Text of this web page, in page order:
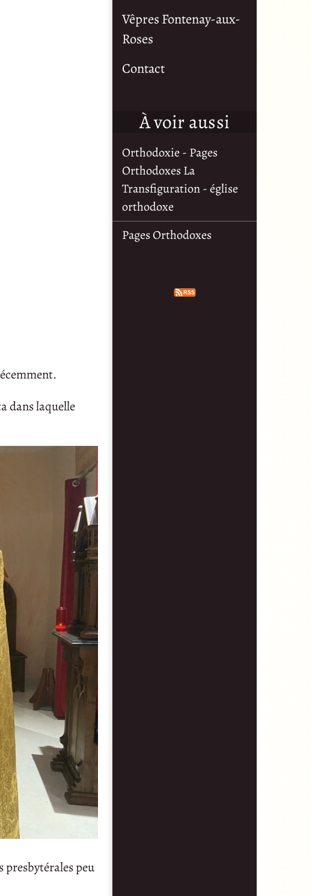
dans laquelle
presbytérales peu
Vêpres Fontenay-aux-
Roses
Contact
À voir aussi
Orthodoxie - Pages
Orthodoxes La
Transfiguration - église
orthodoxe
Pages Orthodoxes